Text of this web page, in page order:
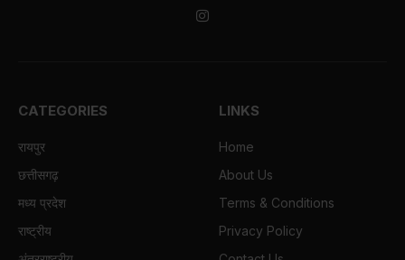
Instagram
CATEGORIES
रायपुर
छत्तीसगढ़
मध्य प्रदेश
राष्ट्रीय
LINKS
Home
About Us
Terms & Conditions
Privacy Policy